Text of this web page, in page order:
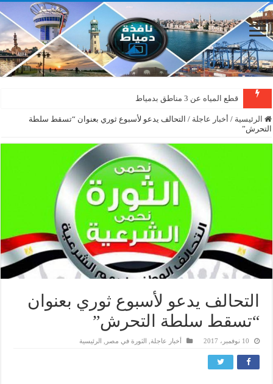
قطع المياه عن 3 مناطق بدمياط
الرئيسية / أخبار عاجلة / التحالف يدعو لأسبوع ثوري بعنوان “تسقط سلطة
التحرش”
التحالف يدعو لأسبوع ثوري بعنوان
“تسقط سلطة التحرش”
10 نوفمبر، 2017 أخبار عاجلة الثورة في مصر الرئيسية